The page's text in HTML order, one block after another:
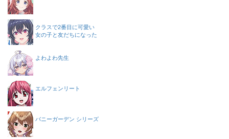
クラスで2番目に可愛い
女の子と友だちになった
よわよわ先生
エルフェンリート
バニーガーデン シリーズ